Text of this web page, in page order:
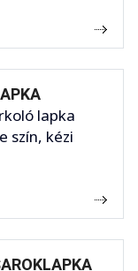
lapka
szín, kézi